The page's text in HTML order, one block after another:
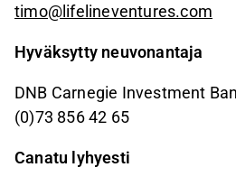
timo@lifelineventures.com
Hyväksytty neuvonantaja
DNB Carnegie Investment
(0)73 856 42 65
Canatu lyhyesti